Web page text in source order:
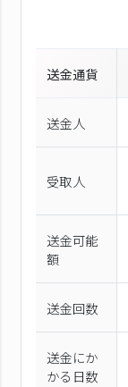
送金通貨
送金人
受取人
送金可能
額
送金回数
送金にか
かる日数